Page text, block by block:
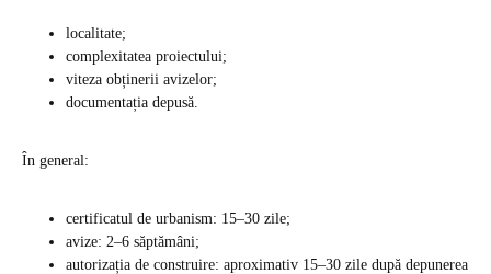
localitate;
complexitatea proiectului;
viteza obținerii avizelor;
documentația depusă.
În general:
certificatul de urbanism: 15–30 zile;
avize: 2–6 săptămâni;
autorizația de construire: aproximativ 15–30 zile după depunerea